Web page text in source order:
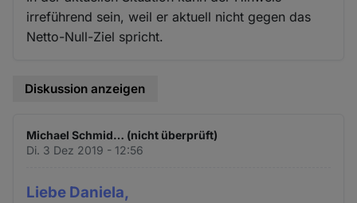
irreführend sein, weil er aktuell nicht gegen das
Netto-Null-Ziel spricht.
Diskussion anzeigen
Michael Schmid… (nicht überprüft)
Di. 3 Dez 2019 - 12:56
Liebe Daniela,